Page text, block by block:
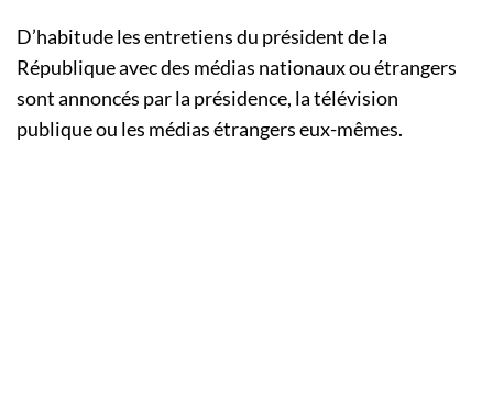
D’habitude les entretiens du président de la
République avec des médias nationaux ou étrangers
sont annoncés par la présidence, la télévision
publique ou les médias étrangers eux-mêmes.